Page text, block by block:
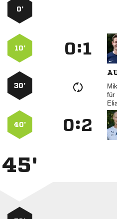
0’
10’ :
30’
für
40’ :
45'